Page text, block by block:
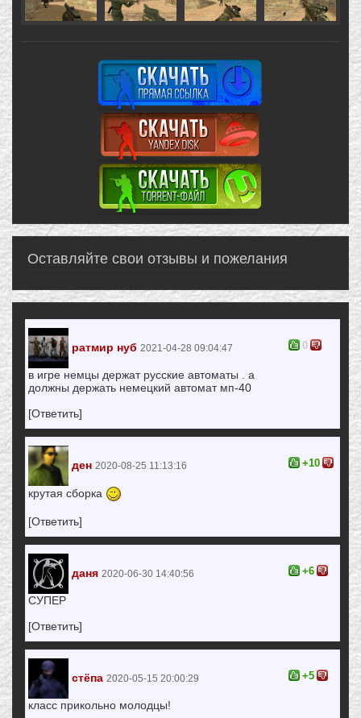
Оставляйте свои отзывы и пожелания
ратмир нуб 2021-04-28 09:04:47
в игре немцы держат русские автоматы . а
должны держать немецкий автомат мп-40
[Ответить]
0
ден 2020-08-25 11:13:16
крутая сборка
[Ответить]
+10
даня 2020-06-30 14:40:56
СУПЕР
[Ответить]
+6
стёпа 2020-05-15 20:00:29
класс прикольно молодцы!
+5